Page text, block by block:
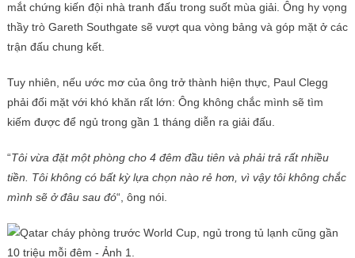
mắt chứng kiến ​​đội nhà tranh đấu trong suốt mùa giải. Ông hy vọng
thầy trò Gareth Southgate sẽ vượt qua vòng bảng và góp mặt ở các
trận đấu chung kết.
Tuy nhiên, nếu ước mơ của ông trở thành hiện thực, Paul Clegg
phải đối mặt với khó khăn rất lớn: Ông không chắc mình sẽ tìm
kiếm được để ngủ trong gần 1 tháng diễn ra giải đấu.
“Tôi vừa đặt một phòng cho 4 đêm đầu tiên và phải trả rất nhiều
tiền. Tôi không có bất kỳ lựa chọn nào rẻ hơn, vì vậy tôi không chắc
mình sẽ ở đâu sau đó“, ông nói.